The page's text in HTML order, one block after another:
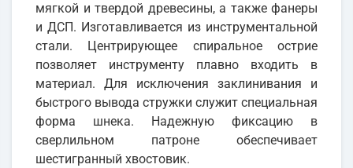
мягкой и твердой древесины, а также фанеры
и ДСП. Изготавливается из инструментальной
стали. Центрирующее спиральное острие
позволяет инструменту плавно входить в
материал. Для исключения заклинивания и
быстрого вывода стружки служит специальная
форма шнека. Надежную фиксацию в
сверлильном патроне обеспечивает
шестигранный хвостовик.